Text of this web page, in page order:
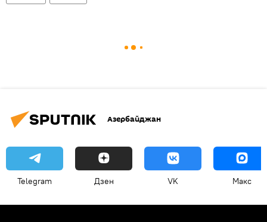
Азербайджан
Telegram Дзен VK Макс